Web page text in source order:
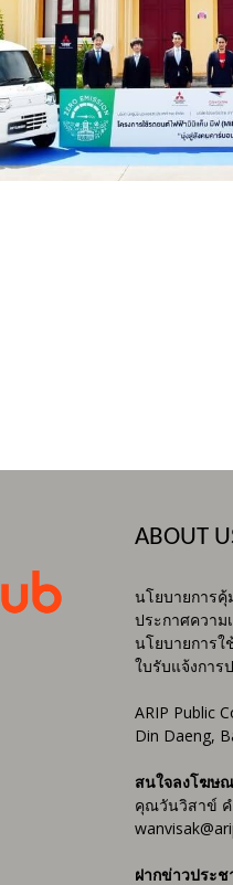
ABOUT
นโยบายการ
ประกาศความ
นโยบายการใ
ใบรับแจ้งการ
ARIP Public
Din Daeng,
สนใจลงโฆษ
คุณวันวิสาข์ ค
ฝากข่าวประ